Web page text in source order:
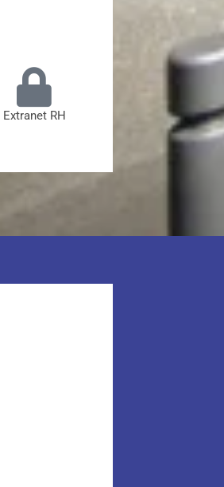
Extranet RH